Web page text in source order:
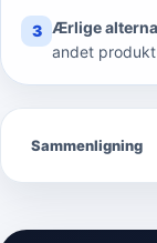
3 Ærlige
andet
Sammenligning